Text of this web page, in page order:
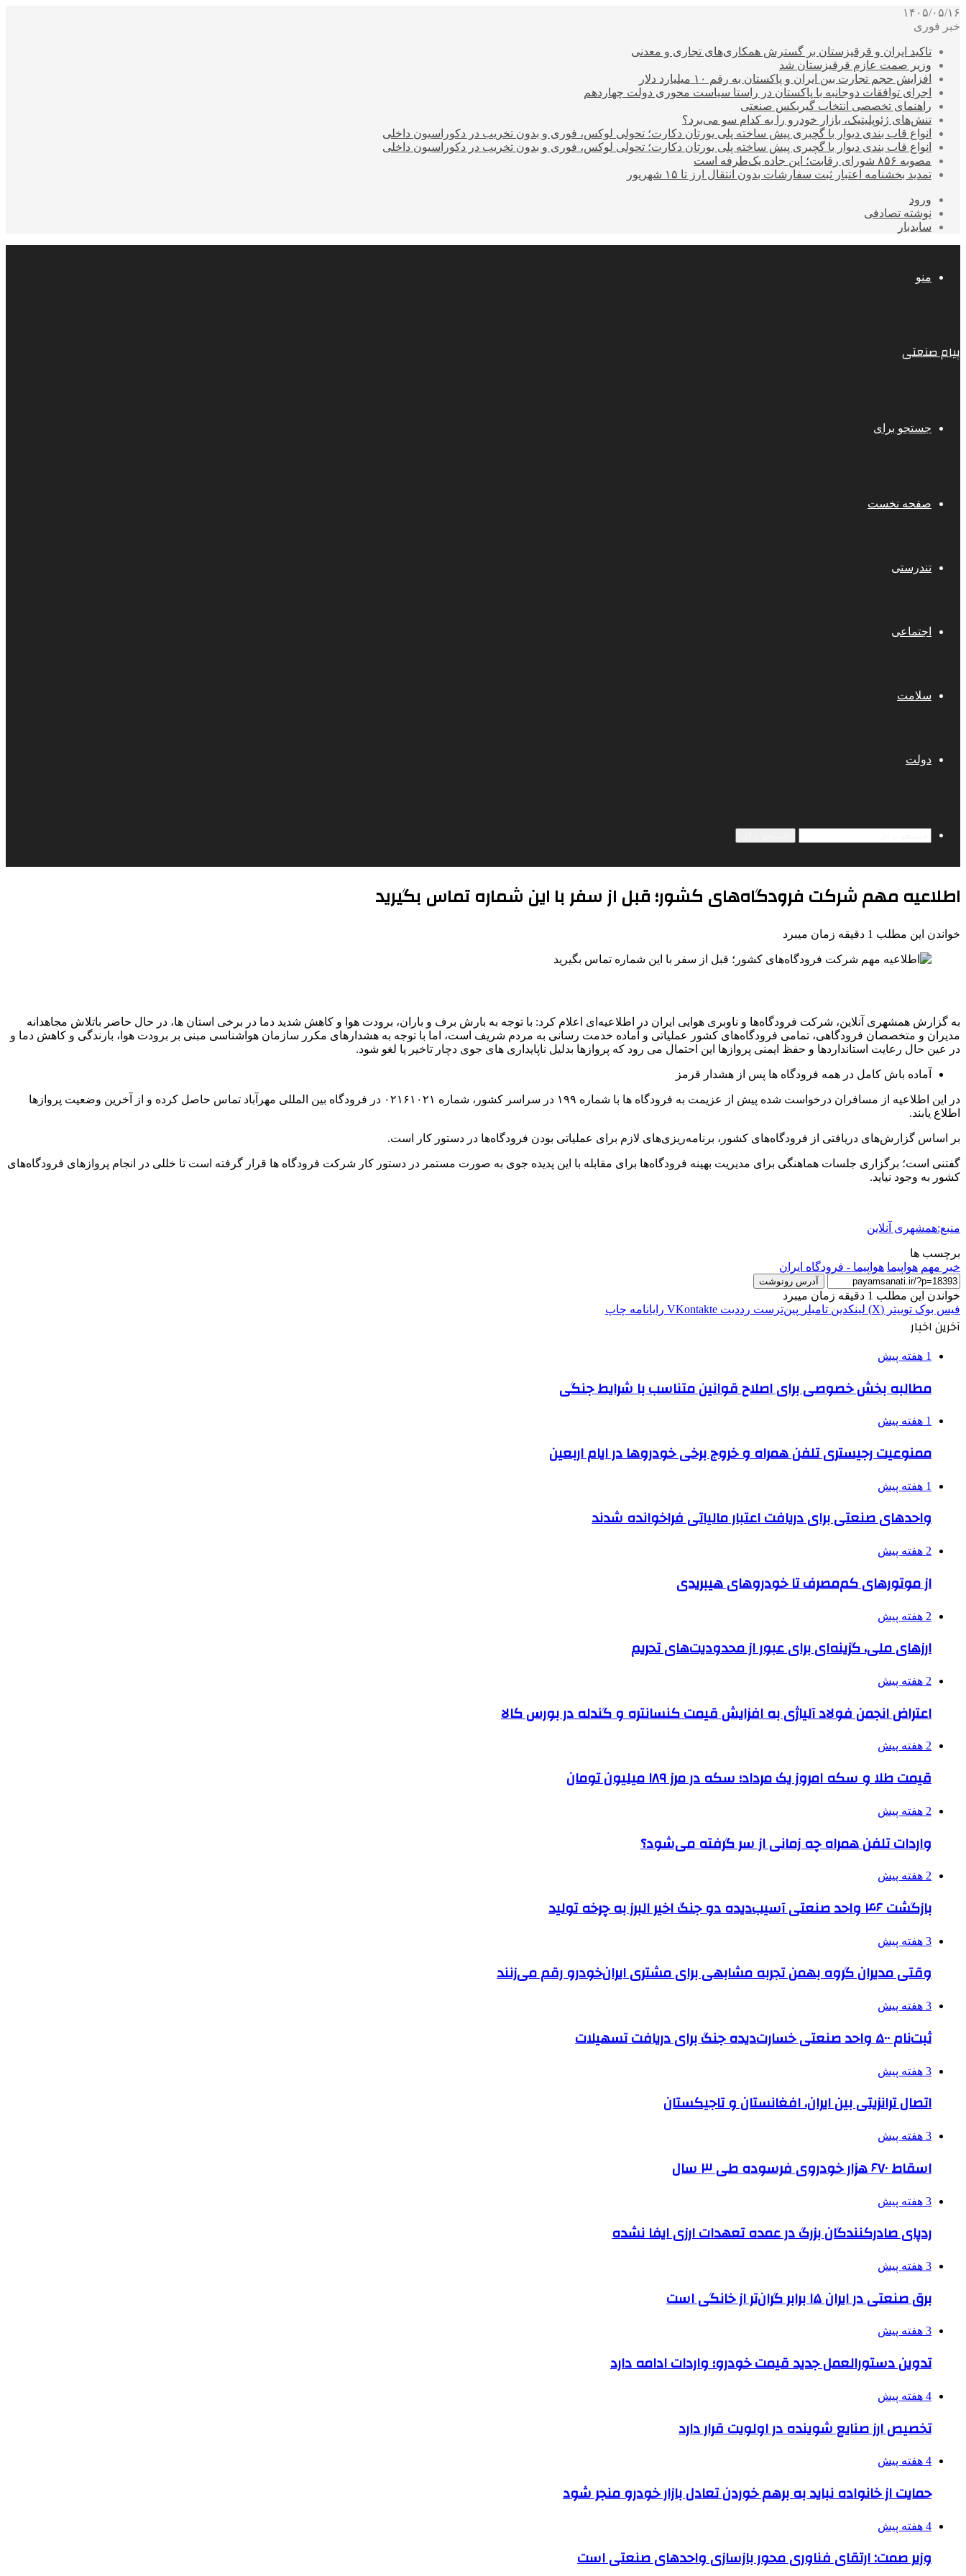
۱۴۰۵/۰۵/۱۶
خبر فوری
تاکید ایران و قرقیزستان بر گسترش همکاری‌های تجاری و معدنی
وزیر صمت عازم قرقیزستان شد
افزایش حجم تجارت بین ایران و پاکستان به رقم ۱۰ میلیارد دلار
اجرای توافقات دوجانبه با پاکستان در راستا سیاست محوری دولت چهاردهم
راهنمای تخصصی انتخاب گیربکس صنعتی
تنش‌های ژئوپلیتیک، بازار خودرو را به کدام سو می‌برد؟
انواع قاب بندی دیوار با گچبری پیش ساخته پلی یورتان دکارت؛ تحولی لوکس، فوری و بدون تخریب در دکوراسیون داخلی
انواع قاب بندی دیوار با گچبری پیش ساخته پلی یورتان دکارت؛ تحولی لوکس، فوری و بدون تخریب در دکوراسیون داخلی
مصوبه ۸۵۶ شورای رقابت؛ این جاده یک‌طرفه است
تمدید بخشنامه اعتبار ثبت سفارشات بدون انتقال ارز تا ۱۵ شهریور
ورود
نوشته تصادفی
سایدبار
منو
پیام صنعتی
جستجو برای
صفحه نخست
تندرستی
اجتماعی
سلامت
دولت
اطلاعیه مهم شرکت فرودگاه‌های کشور؛ قبل از سفر با این شماره تماس بگیرید
خواندن این مطلب 1 دقیقه زمان میبرد
به گزارش همشهری آنلاین، شرکت فرودگاه‌ها و ناوبری هوایی ایران در اطلاعیه‌ای اعلام کرد: با توجه به بارش برف و باران، برودت هوا و کاهش شدید دما در برخی استان ها، در حال حاضر باتلاش مجاهدانه
مدیران و متخصصان فرودگاهی، تمامی فرودگاه‌های کشور عملیاتی و آماده خدمت رسانی به مردم شریف است، اما با توجه به هشدارهای مکرر سازمان هواشناسی مبنی بر برودت هوا، بارندگی و کاهش دما و
در عین حال رعایت استانداردها و حفظ ایمنی پروازها این احتمال می رود که پروازها بدلیل ناپایداری های جوی دچار تاخیر یا لغو شود.
آماده باش کامل در همه فرودگاه ها پس از هشدار قرمز
در این اطلاعیه از مسافران درخواست شده پیش از عزیمت به فرودگاه ها با شماره ۱۹۹ در سراسر کشور، شماره ۰۲۱۶۱۰۲۱ در فرودگاه بین المللی مهرآباد تماس حاصل کرده و از آخرین وضعیت پروازها
اطلاع یابند.
بر اساس گزارش‌های دریافتی از فرودگاه‌های کشور، برنامه‌ریزی‌های لازم برای عملیاتی بودن فرودگاه‌ها در دستور کار است.
گفتنی است؛ برگزاری جلسات هماهنگی برای مدیریت بهینه فرودگاه‌ها برای مقابله با این پدیده جوی به صورت مستمر در دستور کار شرکت فرودگاه ها قرار گرفته است تا خللی در انجام پروازهای فرودگاه‌های
کشور به وجود نیاید.
منبع:همشهری آنلاین
برچسب ها
خبر مهم هواپیما هواپیما - فرودگاه ایران
آدرس رونوشت
خواندن این مطلب 1 دقیقه زمان میبرد
فیس بوک توییتر (X) لینکدین ‫تامبلر ‫پین‌ترست ‫رددیت ‫VKontakte رایانامه چاپ
آخرین اخبار
1 هفته پیش
مطالبه بخش خصوصی برای اصلاح قوانین متناسب با شرایط جنگی
1 هفته پیش
ممنوعیت رجیستری تلفن همراه و خروج برخی خودروها در ایام اربعین
1 هفته پیش
واحدهای صنعتی برای دریافت اعتبار مالیاتی فراخوانده شدند
2 هفته پیش
از موتورهای کم‌مصرف تا خودروهای هیبریدی
2 هفته پیش
ارزهای ملی، گزینه‌ای برای عبور از محدودیت‌های تحریم
2 هفته پیش
اعتراض انجمن فولاد آلیاژی به افزایش قیمت کنسانتره و گندله در بورس کالا
2 هفته پیش
قیمت طلا و سکه امروز یک مرداد؛ سکه در مرز ۱۸۹ میلیون تومان
2 هفته پیش
واردات تلفن همراه چه زمانی از سر گرفته می‌شود؟
2 هفته پیش
بازگشت ۴۶ واحد صنعتی آسیب‌دیده دو جنگ اخیر البرز به چرخه تولید
3 هفته پیش
وقتی مدیران گروه بهمن تجربه مشابهی برای مشتری ایران‌خودرو رقم می‌زنند
3 هفته پیش
ثبت‌نام ۵۰۰ واحد صنعتی خسارت‌دیده جنگ برای دریافت تسهیلات
3 هفته پیش
اتصال ترانزیتی بین ایران، افغانستان و تاجیکستان
3 هفته پیش
اسقاط ۶۷۰ هزار خودروی فرسوده طی ۳ سال
3 هفته پیش
ردپای صادرکنندگان بزرگ در عمده تعهدات ارزی ایفا نشده
3 هفته پیش
برق صنعتی در ایران ۱۵ برابر گران‌تر از خانگی است
3 هفته پیش
تدوین دستورالعمل جدید قیمت خودرو؛ واردات ادامه دارد
4 هفته پیش
تخصیص ارز صنایع شوینده در اولویت قرار دارد
4 هفته پیش
حمایت از خانواده نباید به برهم خوردن تعادل بازار خودرو منجر شود
4 هفته پیش
وزیر صمت: ارتقای فناوری محور بازسازی واحدهای صنعتی است